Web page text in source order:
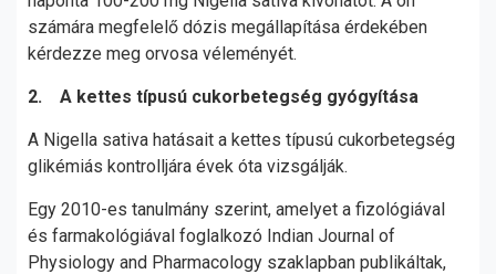
számára megfelelő dózis megállapítása érdekében
kérdezze meg orvosa véleményét.
2. A kettes típusú cukorbetegség gyógyítása
A Nigella sativa hatásait a kettes típusú cukorbetegség
glikémiás kontrolljára évek óta vizsgálják.
Egy 2010-es tanulmány szerint, amelyet a fizológiával
és farmakológiával foglalkozó Indian Journal of
Physiology and Pharmacology szaklapban publikáltak,